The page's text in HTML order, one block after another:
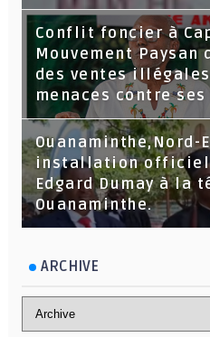
Conflit foncier à
Mouvement Paysan
des ventes
menaces contre
Ouanaminthe,Nord-
installation
Edgard Dumay à la
Ouanaminthe.
ARCHIVE